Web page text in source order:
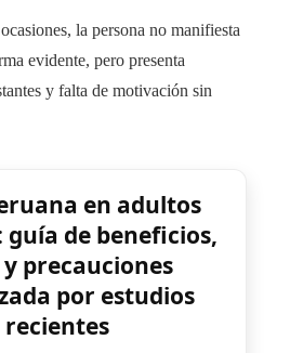
la persona no manifiesta
evidente, pero presenta
y falta de motivación sin
en adultos
guía de beneficios,
y precauciones
por estudios
recientes